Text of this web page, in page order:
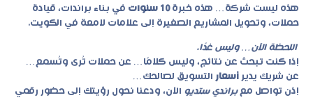
هذه ليست شركة… هذه خبرة10 سنوات
في بناء براندات، قيادة
حملات، وتحويل المشاريع الصغيرة إلى علامات لامعة في الكويت.
اللحظة الآن… وليس غدًا.
إذا كنت تبحث عن نتائج، وليس كلامًا… عن حملات تُرى وتُسمع…
عن شريك يدير أسعار التسويق لصالحك…
إذن تواصل معبراندي ستديو الآن، ودعنا نحول رؤيتك إلى حضور رقمي